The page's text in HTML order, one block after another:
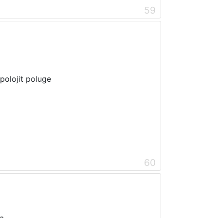
59
poluge
60